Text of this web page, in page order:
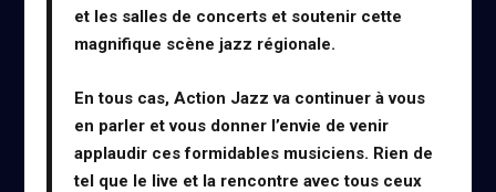
et les salles de concerts et soutenir cette
magnifique scène jazz régionale.
En tous cas, Action Jazz va continuer à vous
en parler et vous donner l’envie de venir
applaudir ces formidables musiciens. Rien de
tel que le live et la rencontre avec tous ceux